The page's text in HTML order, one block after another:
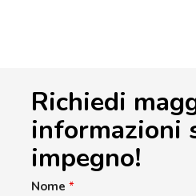
Richiedi
informazioni
impegno!
Nome *